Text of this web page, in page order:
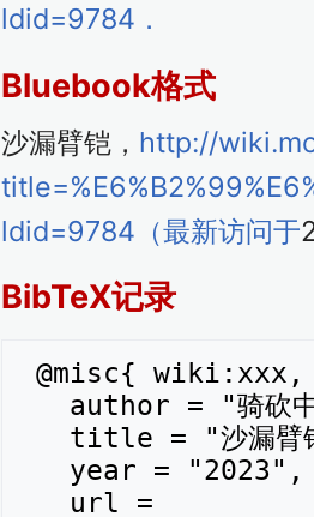
ldid=9784．
Bluebook格式
沙漏臂铠， http://
ldid=9784（最新访问于
BibTeX记录